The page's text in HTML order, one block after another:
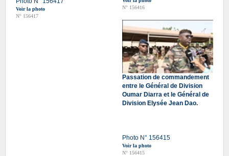
Voir la photo
N° 156417
N° 156416
Passation de commandement
entre le Général de Division
Oumar Diarra et le Général de
Division Elysée Jean Dao.
Photo N° 156415
Voir la photo
N° 156415